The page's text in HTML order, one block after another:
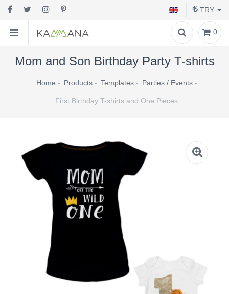
TRY
0
Mom and Son Birthday Party T-shirts
Home Products Templates Parties / Events
First Birthday T-shirts and One Pieces